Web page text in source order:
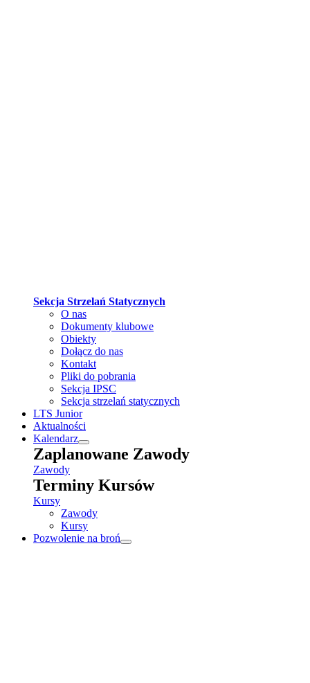
Sekcja Strzelań Statycznych
O nas
Dokumenty klubowe
Obiekty
Dołącz do nas
Kontakt
Pliki do pobrania
Sekcja IPSC
Sekcja strzelań statycznych
LTS Junior
Aktualności
Kalendarz
Zaplanowane Zawody
Zawody
Terminy Kursów
Kursy
Zawody
Kursy
Pozwolenie na broń